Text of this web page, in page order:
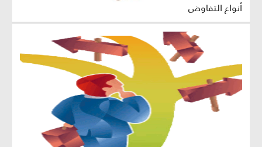
أنواع التفاوض